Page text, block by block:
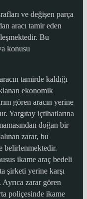
ve değişen parça
aracı tamir eden
Bu
konusu
tamirde kaldığı
ekonomik
gören aracın yerine
Yargıtay içtihatlarına
doğan bir
zarar, bu
belirlenmektedir.
ikame araç bedeli
şirketi yerine karşı
zarar gören
poliçesinde ikame